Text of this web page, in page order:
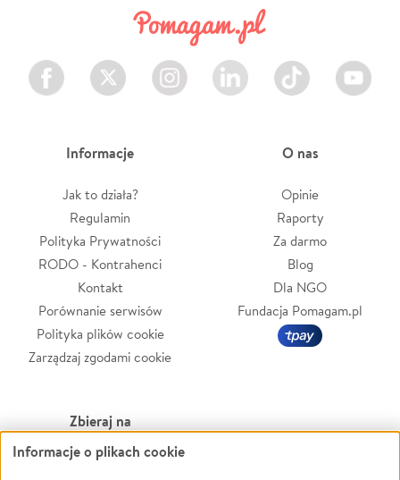
Facebook Twitter Instagram LinkedIn TikTok Youtube
Informacje
Jak to działa?
Regulamin
Polityka Prywatności
RODO - Kontrahenci
Kontakt
Porównanie serwisów
Polityka plików cookie
Zarządzaj zgodami cookie
O nas
Opinie
Raporty
Za darmo
Blog
Dla NGO
Fundacja Pomagam.pl
Zbieraj na
Leczenie
Informacje o plikach cookie